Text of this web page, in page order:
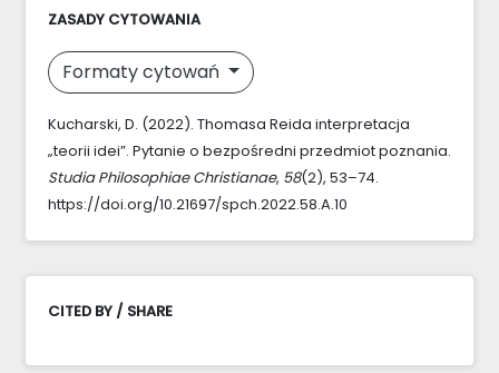
ZASADY CYTOWANIA
Formaty cytowań
Kucharski, D. (2022). Thomasa Reida interpretacja
„teorii idei”. Pytanie o bezpośredni przedmiot poznania.
Studia Philosophiae Christianae, 58(2), 53–74.
https://doi.org/10.21697/spch.2022.58.A.10
CITED BY / SHARE